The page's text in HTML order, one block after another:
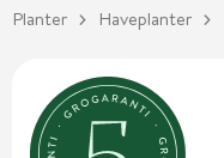
Planter Haveplanter